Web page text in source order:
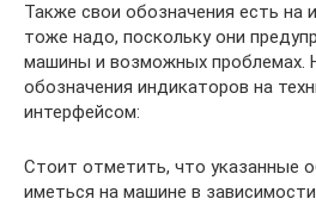
Также свои обозначения есть на
тоже надо, поскольку они
машины и возможных проблемах.
обозначения индикаторов на
интерфейсом:
Стоит отметить, что указанные
иметься на машине в